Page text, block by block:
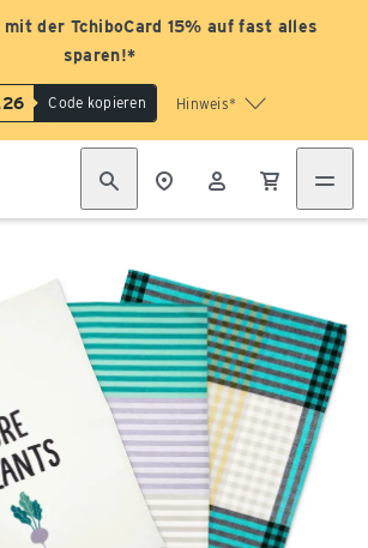
der TchiboCard 15% auf fast alles
sparen!*
Code kopieren Hinweis*